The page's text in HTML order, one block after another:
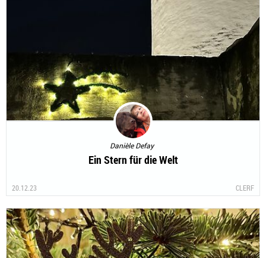
Danièle Defay
Ein Stern für die Welt
20.12.23 CLERF